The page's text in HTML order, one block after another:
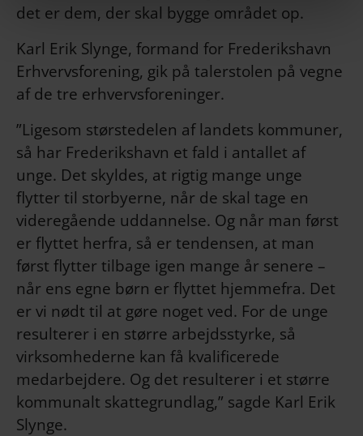
det er dem, der skal bygge området op.
Karl Erik Slynge, formand for Frederikshavn
Erhvervsforening, gik på talerstolen på vegne
af de tre erhvervsforeninger.
”Ligesom størstedelen af landets kommuner,
så har Frederikshavn et fald i antallet af
unge. Det skyldes, at rigtig mange unge
flytter til storbyerne, når de skal tage en
videregående uddannelse. Og når man først
er flyttet herfra, så er tendensen, at man
først flytter tilbage igen mange år senere –
når ens egne børn er flyttet hjemmefra. Det
er vi nødt til at gøre noget ved. For de unge
resulterer i en større arbejdsstyrke, så
virksomhederne kan få kvalificerede
medarbejdere. Og det resulterer i et større
kommunalt skattegrundlag,” sagde Karl Erik
Slynge.